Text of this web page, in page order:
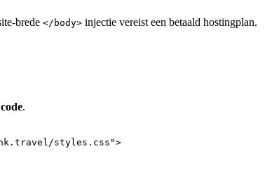
brede </body> injectie vereist een betaald hostingplan.
.
styles.css ">